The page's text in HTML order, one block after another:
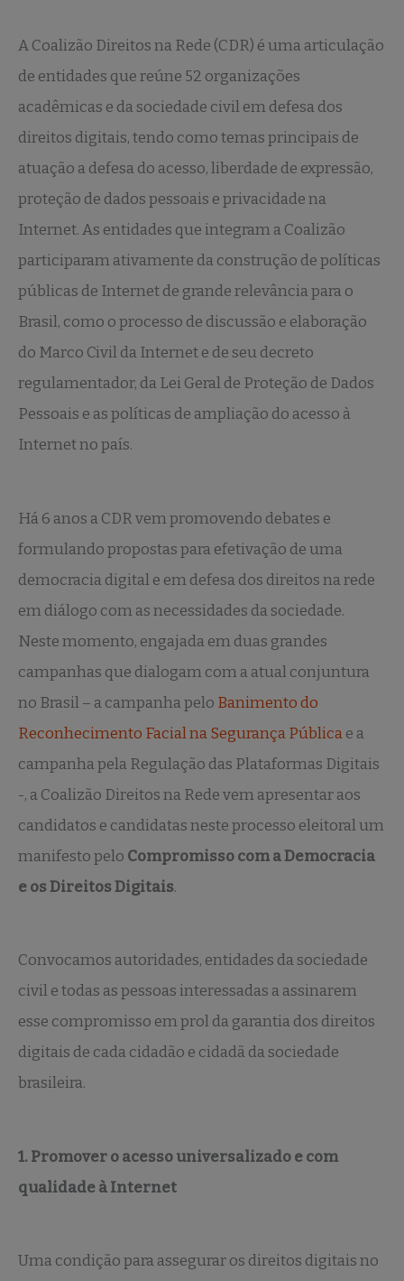
A Coalizão Direitos na Rede (CDR) é uma articulação
de entidades que reúne 52 organizações
acadêmicas e da sociedade civil em defesa dos
direitos digitais, tendo como temas principais de
atuação a defesa do acesso, liberdade de expressão,
proteção de dados pessoais e privacidade na
Internet. As entidades que integram a Coalizão
participaram ativamente da construção de políticas
públicas de Internet de grande relevância para o
Brasil, como o processo de discussão e elaboração
do Marco Civil da Internet e de seu decreto
regulamentador, da Lei Geral de Proteção de Dados
Pessoais e as políticas de ampliação do acesso à
Internet no país.
Há 6 anos a CDR vem promovendo debates e
formulando propostas para efetivação de uma
democracia digital e em defesa dos direitos na rede
em diálogo com as necessidades da sociedade.
Neste momento, engajada em duas grandes
campanhas que dialogam com a atual conjuntura
no Brasil – a campanha pelo Banimento do
Reconhecimento Facial na Segurança Públicae a
campanha pela Regulação das Plataformas Digitais
-, a Coalizão Direitos na Rede vem apresentar aos
candidatos e candidatas neste processo eleitoral um
manifesto pelo Compromisso com a Democracia
e os Direitos Digitais.
Convocamos autoridades, entidades da sociedade
civil e todas as pessoas interessadas a assinarem
esse compromisso em prol da garantia dos direitos
digitais de cada cidadão e cidadã da sociedade
brasileira.
1. Promover o acesso universalizado e com
qualidade à Internet
Uma condição para assegurar os direitos digitais no